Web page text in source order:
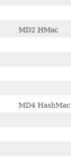
MD2 HMac
MD4 HashMac